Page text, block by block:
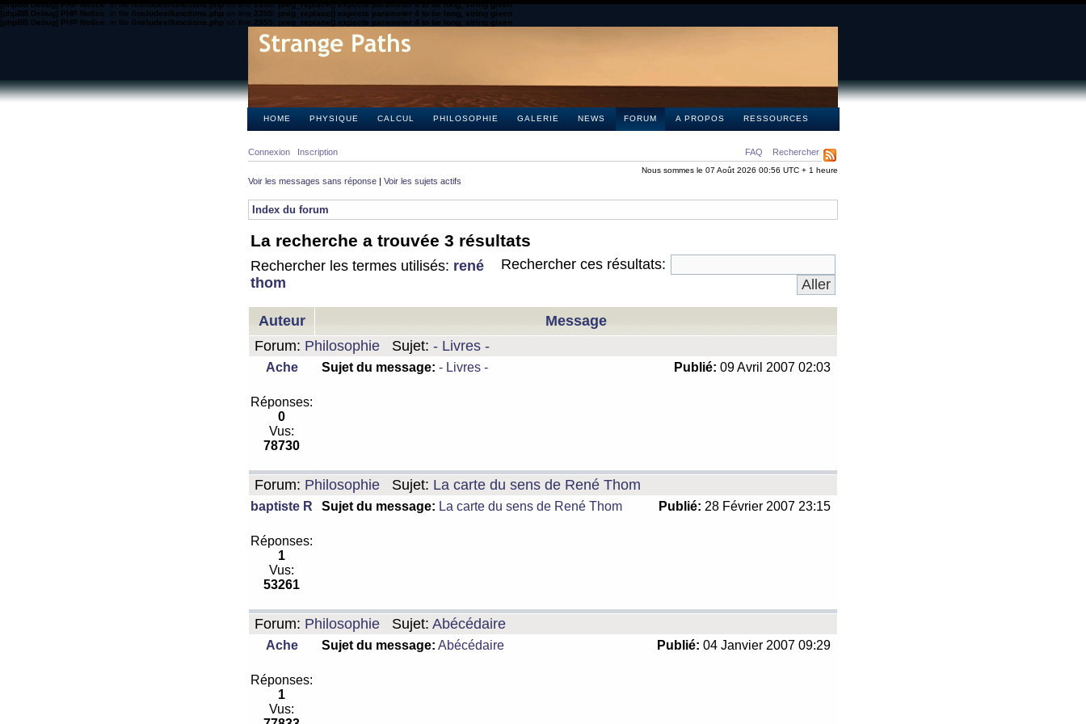
[phpBB Debug] PHP Notice: in file/includes/functions.phpon line2355:preg_replace() expects parameter 4 to be long, string given
[phpBB Debug] PHP Notice: in file /includes/functions.php on line 2355: preg_replace() expects parameter 4 to be long, string given
[phpBB Debug] PHP Notice: in file /includes/functions.php on line 2355: preg_replace() expects parameter 4 to be long, string given
HOME PHYSIQUE CALCUL PHILOSOPHIE GALERIE NEWS FORUM A PROPOS RESSOURCES
FAQ Rechercher
Connexion Inscription
Nous sommes le 07 Août 2026 00:56 UTC + 1 heure
Voir les messages sans réponse | Voir les sujets actifs
Index du forum
La recherche a trouvée 3 résultats
Rechercher les termes utilisés: rené
thom
Rechercher ces résultats:
Auteur
Message
Forum: Philosophie Sujet: - Livres -
Ache Sujet du message: - Livres - Publié: 09 Avril 2007 02:03
Réponses:
0
Vus:
78730
Forum: Philosophie Sujet: La carte du sens de René Thom
baptiste R Sujet du message: La carte du sens de René Thom Publié: 28 Février 2007 23:15
Réponses:
1
Vus:
53261
Forum: Philosophie Sujet: Abécédaire
Ache Sujet du message: Abécédaire Publié: 04 Janvier 2007 09:29
Réponses:
1
Vus: